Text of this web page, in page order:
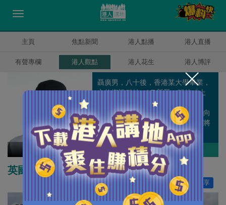
主頁 焦點新聞 港人點播 港人直播
有聲專欄 港人觀點 港人花生 港人博評
聶廣男
聶廣男，八十後，香港某大學畢業，
主修資訊科技，I.T.新晉，靜待「上
位」機會。對社會有不滿，未能置
業，但比上不足，比下又有餘。傾向
建設多於破壞，亦相信積極建言比將
一切推倒來得實際。
作者其他博評
英國歡迎香港人才？還是「人與財」？
分享
205